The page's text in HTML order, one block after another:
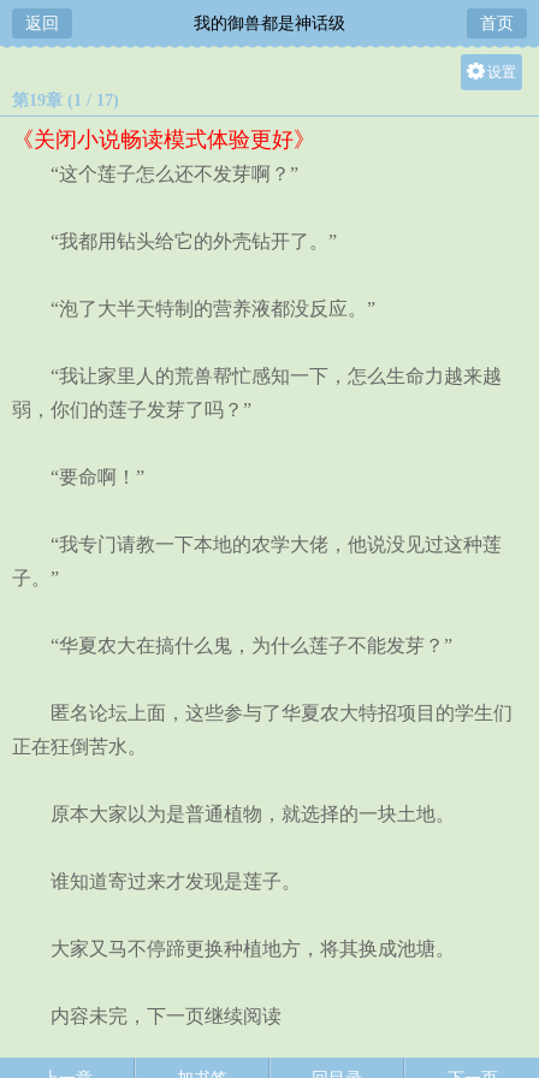
返回 我的御兽都是神话级 首页
设置
第19章 (1 / 17)
《关闭小说畅读模式体验更好》
“这个莲子怎么还不发芽啊？”
“我都用钻头给它的外壳钻开了。”
“泡了大半天特制的营养液都没反应。”
“我让家里人的荒兽帮忙感知一下，怎么生命力越来越
弱，你们的莲子发芽了吗？”
“要命啊！”
“我专门请教一下本地的农学大佬，他说没见过这种莲
子。”
“华夏农大在搞什么鬼，为什么莲子不能发芽？”
匿名论坛上面，这些参与了华夏农大特招项目的学生们
正在狂倒苦水。
原本大家以为是普通植物，就选择的一块土地。
谁知道寄过来才发现是莲子。
大家又马不停蹄更换种植地方，将其换成池塘。
内容未完，下一页继续阅读